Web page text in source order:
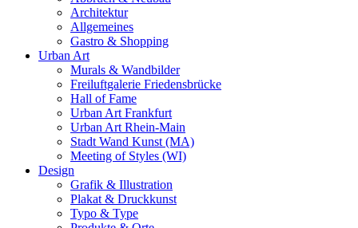
Architektur
Allgemeines
Gastro & Shopping
Urban Art
Murals & Wandbilder
Freiluftgalerie Friedensbrücke
Hall of Fame
Urban Art Frankfurt
Urban Art Rhein-Main
Stadt Wand Kunst (MA)
Meeting of Styles (WI)
Design
Grafik & Illustration
Plakat & Druckkunst
Typo & Type